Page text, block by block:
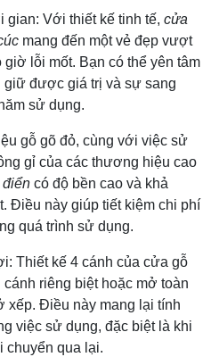
gian: Với thiết kế tinh tế, cửa
mang đến một vẻ đẹp vượt
lỗi mốt. Bạn có thể yên tâm
giữ được giá trị và sự sang
sử dụng.
gỗ gõ đỏ, cùng với việc sử
gỉ của các thương hiệu cao
điển có độ bền cao và khả
Điều này giúp tiết kiệm chi phí
quá trình sử dụng.
Thiết kế 4 cánh của cửa gỗ
riêng biệt hoặc mở toàn
xếp. Điều này mang lại tính
việc sử dụng, đặc biệt là khi
chuyển qua lại.